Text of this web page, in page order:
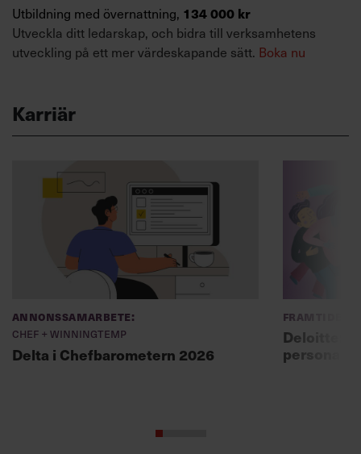
Utbildning med övernattning, 134 000 kr
Utveckla ditt ledarskap, och bidra till verksamhetens
utveckling på ett mer värdeskapande sätt. Boka nu
Karriär
Annonssamarbete:
Chef + Winningtemp
Delta i Chefbarometern 2026
Deloitte:
personal